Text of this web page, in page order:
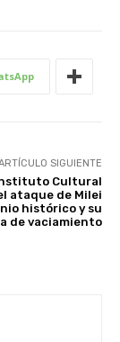
SIGUIENTE
Cultural
ataque de Milei
histórico y su
de vaciamiento